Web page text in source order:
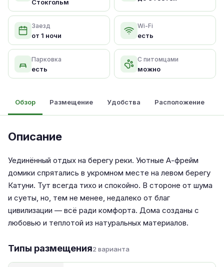
Стокгольм
Заезд
от 1 ночи
Wi-Fi
есть
Парковка
есть
С питомцами
можно
Обзор Размещение Удобства Расположение
Описание
Уединённый отдых на берегу реки. Уютные А-фрейм
домики спрятались в укромном месте на левом берегу
Катуни. Тут всегда тихо и спокойно. В стороне от шума
и суеты, но, тем не менее, недалеко от благ
цивилизации — всё ради комфорта. Дома созданы с
любовью и теплотой из натуральных материалов.
Типы размещения2 варианта